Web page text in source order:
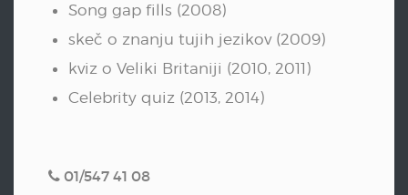
Song gap fills (2008)
skeč o znanju tujih jezikov (2009)
kviz o Veliki Britaniji (2010, 2011)
Celebrity quiz (2013, 2014)
01/547 41 08